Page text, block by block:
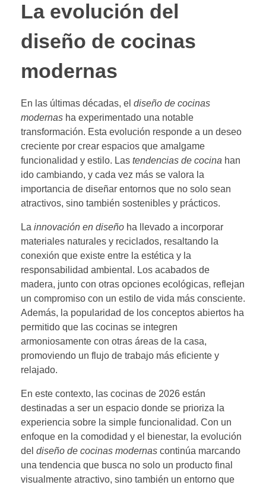
La evolución del
diseño de cocinas
modernas
En las últimas décadas, el diseño de cocinas
modernas ha experimentado una notable
transformación. Esta evolución responde a un deseo
creciente por crear espacios que amalgame
funcionalidad y estilo. Las tendencias de cocina han
ido cambiando, y cada vez más se valora la
importancia de diseñar entornos que no solo sean
atractivos, sino también sostenibles y prácticos.
La innovación en diseño ha llevado a incorporar
materiales naturales y reciclados, resaltando la
conexión que existe entre la estética y la
responsabilidad ambiental. Los acabados de
madera, junto con otras opciones ecológicas, reflejan
un compromiso con un estilo de vida más consciente.
Además, la popularidad de los conceptos abiertos ha
permitido que las cocinas se integren
armoniosamente con otras áreas de la casa,
promoviendo un flujo de trabajo más eficiente y
relajado.
En este contexto, las cocinas de 2026 están
destinadas a ser un espacio donde se prioriza la
experiencia sobre la simple funcionalidad. Con un
enfoque en la comodidad y el bienestar, la evolución
del diseño de cocinas modernas continúa marcando
una tendencia que busca no solo un producto final
visualmente atractivo, sino también un entorno que